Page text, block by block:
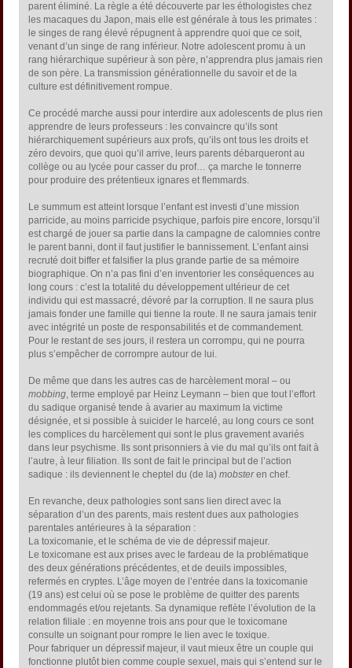
parent éliminé. La règle a été découverte par les éthologistes chez
les macaques du Japon, mais elle est générale à tous les primates :
le singes de rang élevé répugnent à apprendre quoi que ce soit,
venant d’un singe de rang inférieur. Notre adolescent promu à un
rang hiérarchique supérieur à son père, n’apprendra plus jamais rien
de son père. La transmission générationnelle du savoir et de la
culture est définitivement rompue.
Ce procédé marche aussi pour interdire aux adolescents de plus rien
apprendre de leurs professeurs : les convaincre qu’ils sont
hiérarchiquement supérieurs aux profs, qu’ils ont tous les droits et
zéro devoirs, que quoi qu’il arrive, leurs parents débarqueront au
collège ou au lycée pour casser du prof… ça marche le tonnerre
pour produire des prétentieux ignares et flemmards.
Le summum est atteint lorsque l’enfant est investi d’une mission
parricide, au moins parricide psychique, parfois pire encore, lorsqu’il
est chargé de jouer sa partie dans la campagne de calomnies contre
le parent banni, dont il faut justifier le bannissement. L’enfant ainsi
recruté doit biffer et falsifier la plus grande partie de sa mémoire
biographique. On n’a pas fini d’en inventorier les conséquences au
long cours : c’est la totalité du développement ultérieur de cet
individu qui est massacré, dévoré par la corruption. Il ne saura plus
jamais fonder une famille qui tienne la route. Il ne saura jamais tenir
avec intégrité un poste de responsabilités et de commandement.
Pour le restant de ses jours, il restera un corrompu, qui ne pourra
plus s’empêcher de corrompre autour de lui.
De même que dans les autres cas de harcèlement moral – ou
mobbing , terme employé par Heinz Leymann – bien que tout l’effort
du sadique organisé tende à avarier au maximum la victime
désignée, et si possible à suicider le harcelé, au long cours ce sont
les complices du harcèlement qui sont le plus gravement avariés
dans leur psychisme. Ils sont prisonniers à vie du mal qu’ils ont fait à
l’autre, à leur filiation. Ils sont de fait le principal but de l’action
sadique : ils deviennent le cheptel du (de la)mobsteren chef.
En revanche, deux pathologies sont sans lien direct avec la
séparation d’un des parents, mais restent dues aux pathologies
parentales antérieures à la séparation :
La toxicomanie, et le schéma de vie de dépressif majeur.
Le toxicomane est aux prises avec le fardeau de la problématique
des deux générations précédentes, et de deuils impossibles,
refermés en cryptes. L’âge moyen de l’entrée dans la toxicomanie
(19 ans) est celui où se pose le problème de quitter des parents
endommagés et/ou rejetants. Sa dynamique reflète l’évolution de la
relation filiale : en moyenne trois ans pour que le toxicomane
consulte un soignant pour rompre le lien avec le toxique.
Pour fabriquer un dépressif majeur, il vaut mieux être un couple qui
fonctionne plutôt bien comme couple sexuel, mais qui s’entend sur le